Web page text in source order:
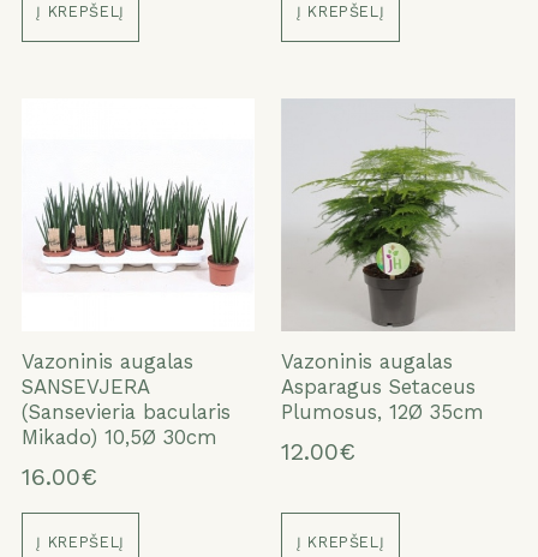
Į KREPŠELĮ Į KREPŠELĮ
Vazoninis augalas
SANSEVJERA
(Sansevieria bacularis
Mikado) 10,5Ø 30cm
16.00€
Į KREPŠELĮ
Vazoninis augalas
Asparagus Setaceus
Plumosus, 12Ø 35cm
12.00€
Į KREPŠELĮ